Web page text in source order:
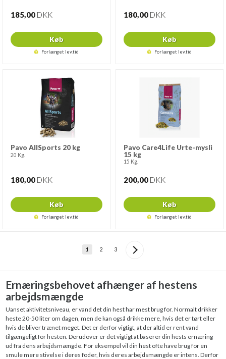
185,00 DKK
Køb
Forlænget lev.tid
180,00 DKK
Køb
Forlænget lev.tid
Pavo AllSports 20 kg
20 Kg.
180,00 DKK
Køb
Forlænget lev.tid
Pavo Care4Life Urte-mysli
15 kg
15 Kg.
200,00 DKK
Køb
Forlænget lev.tid
1 2 3
Ernæringsbehovet afhænger af hestens
arbejdsmængde
Uanset aktivitetsniveau, er vand det din hest har mest brug for. Normalt drikker
heste 20-50 liter om dagen, men de kan også drikke mere, hvis det er tørt eller
hvis de bliver trænet meget. Det er derfor vigtigt, at der altid er rent vand
tilgængeligt for hesten. Derudover er det vigtigt at baserer din hests ernæring
ud fra dens arbejdsmængde. For eksempel vil din hest ofte have brug for en
smule mere stivelse i deres foder, hvis deres arbejdsmængde er intens. Derfor